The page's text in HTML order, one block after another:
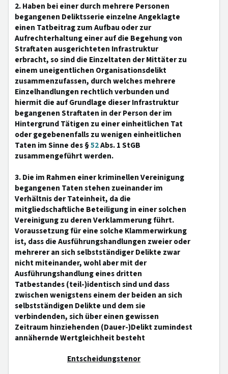
2. Haben bei einer durch mehrere Personen
begangenen Deliktsserie einzelne Angeklagte
einen Tatbeitrag zum Aufbau oder zur
Aufrechterhaltung einer auf die Begehung von
Straftaten ausgerichteten Infrastruktur
erbracht, so sind die Einzeltaten der Mittäter zu
einem uneigentlichen Organisationsdelikt
zusammenzufassen, durch welches mehrere
Einzelhandlungen rechtlich verbunden und
hiermit die auf Grundlage dieser Infrastruktur
begangenen Straftaten in der Person der im
Hintergrund Tätigen zu einer einheitlichen Tat
oder gegebenenfalls zu wenigen einheitlichen
Taten im Sinne des §52Abs. 1 StGB
zusammengeführt werden.
3. Die im Rahmen einer kriminellen Vereinigung
begangenen Taten stehen zueinander im
Verhältnis der Tateinheit, da die
mitgliedschaftliche Beteiligung in einer solchen
Vereinigung zu deren Verklammerung führt.
Voraussetzung für eine solche Klammerwirkung
ist, dass die Ausführungshandlungen zweier oder
mehrerer an sich selbstständiger Delikte zwar
nicht miteinander, wohl aber mit der
Ausführungshandlung eines dritten
Tatbestandes (teil-)identisch sind und dass
zwischen wenigstens einem der beiden an sich
selbstständigen Delikte und dem sie
verbindenden, sich über einen gewissen
Zeitraum hinziehenden (Dauer-)Delikt zumindest
annähernde Wertgleichheit besteht
Entscheidungstenor